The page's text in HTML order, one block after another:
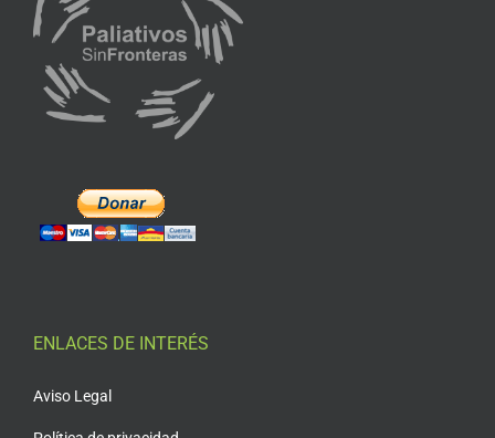
ENLACES DE INTERÉS
Aviso Legal